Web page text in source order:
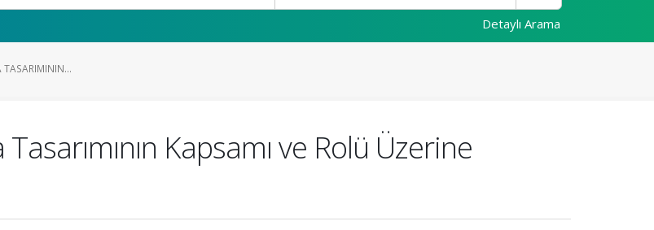
Detaylı Arama
Kapsamı ve Rolü Üzerine